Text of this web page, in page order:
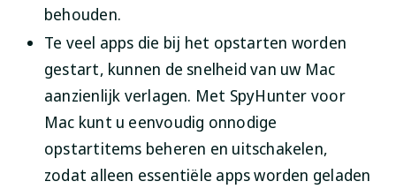
behouden.
Te veel apps die bij het opstarten worden
gestart, kunnen de snelheid van uw Mac
aanzienlijk verlagen. Met SpyHunter voor
Mac kunt u eenvoudig onnodige
opstartitems beheren en uitschakelen,
zodat alleen essentiële apps worden geladen